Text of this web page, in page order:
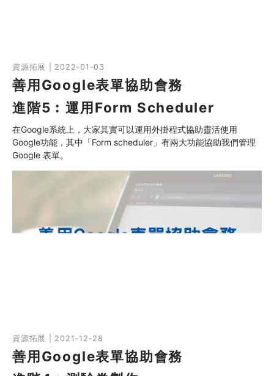
資源拓展 | 2022-01-03
善用Google表單協助會務
進階5︰運用Form Scheduler
在Google系統上，大家其實可以運用外掛程式協助靈活使用
Google功能，其中「Form scheduler」有兩大功能協助我們管理
Google 表單。
資源拓展 | 2021-12-28
善用Google表單協助會務